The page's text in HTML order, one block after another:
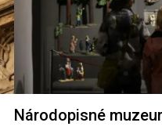
Národopisné